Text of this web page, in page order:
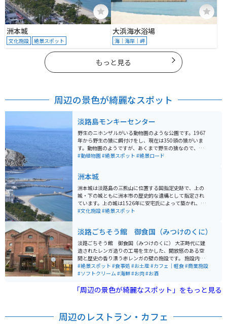
洲本城
文化施設 絶景スポット
大浜海水浴場
海｜海岸｜岬
もっと見る
周辺の景色が綺麗なスポット
淡路島モンキーセンター
野生のニホンザルがいる動物園のような公園です。1967
年から野生の猿に餌付けをし、現在は350頭の猿がいま
す。動物園のようですが、あくまで野生の猿なので、昼
間はモンキーセンターの餌場近くにいますが、夜は山に
ツーリングはとても解放感があり楽しめます。
#動植物園#絶景スポット #絶景ロード
洲本城
洲本城は淡路島の三熊山に位置する国指定史跡で、上の
城・下の城ともに洲本市の歴史的な遺構として指定され
ています。上の城は1526年に安宅氏によって築かれ、天
守台から洲本市街を一望することができます。 下の城は
あり、2017年に続日本100名城に選定されました。城跡
は公園施設で、常時無料開放されています。山麓には洲
本城に関する資料を展示する洲本市立淡路文化史料館が
建てられています。 天守閣は当時のものではなく、最近
建て替えられたものです。城の周りは自然情緒豊かな公
園で、広々としていて人も少ないです。休憩スポットも
ため、洲本をはじめ広範囲を一望できる絶景スポットで
す。
#文化施設#絶景スポット
淡路ごちそう館 御食国（みつけのくに）
淡路ごちそう館 御食国（みつけのくに） 大正時代に建
造されたレンガ造りの工場を生かした、開放感のある空
間と歴史の香り漂う赤レンガの壁の施設です。 施設内に
は広々としたレストランと特産品店があり、レストラン
では地元の山海の幸を使った美味しい食事が楽しめま
ーフと淡路島の玉ねぎをふんだんに使った名物「淡路バ
#絶景スポット #食事処 #お土産#カフェ｜軽食#商業施設
#ソフトクリーム#海鮮#お肉#お酒
「周辺の景色が綺麗なスポット」をもっと見る
周辺のレストラン・カフェ